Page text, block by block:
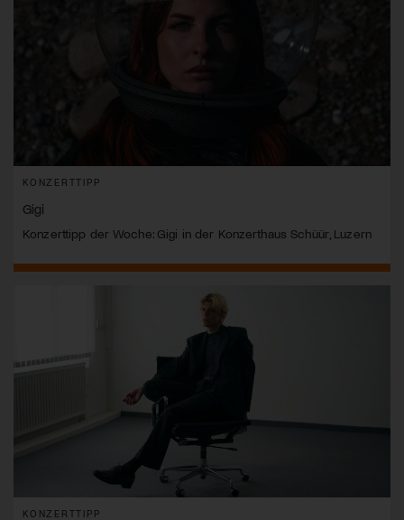
KONZERTTIPP
Gigi
Konzerttipp der Woche: Gigi in der Konzerthaus Schüür, Luzern
KONZERTTIPP